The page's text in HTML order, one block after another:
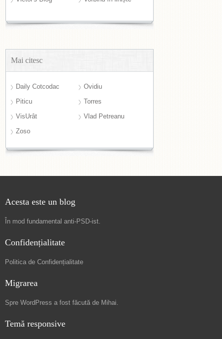
Mai citesc
Daily Cotcodac
Ovidiu
Piticu
Torres
VisUrât
Vlad Petreanu
Zoso
Acesta este un blog
În mod fundamental anti-PSD-ist.
Confidențialitate
Politica de Confidențialitate
Migrarea
Spre WordPress a fost făcută de Mihai.
Temă responsive